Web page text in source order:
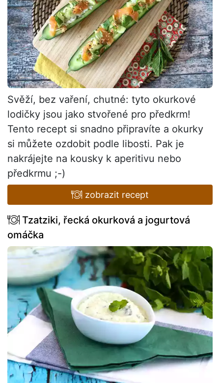
Svěží, bez vaření, chutné: tyto okurkové
lodičky jsou jako stvořené pro předkrm!
Tento recept si snadno připravíte a okurky
si můžete ozdobit podle libosti. Pak je
nakrájejte na kousky k aperitivu nebo
předkrmu ;-)
zobrazit recept
Tzatziki, řecká okurková a jogurtová
omáčka